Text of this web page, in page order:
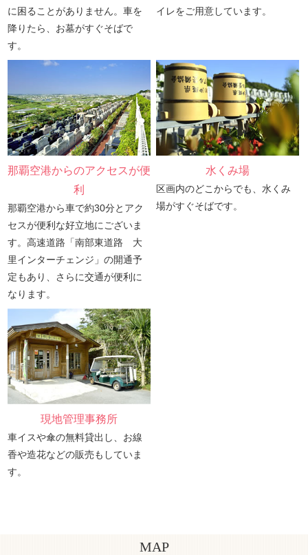
に困ることがありません。車を
降りたら、お墓がすぐそばで
す。
イレをご用意しています。
那覇空港からのアクセスが便
利
那覇空港から車で約30分とアク
セスが便利な好立地にございま
す。高速道路「南部東道路 大
里インターチェンジ」の開通予
定もあり、さらに交通が便利に
なります。
水くみ場
区画内のどこからでも、水くみ
場がすぐそばです。
現地管理事務所
車イスや傘の無料貸出し、お線
香や造花などの販売もしていま
す。
MAP